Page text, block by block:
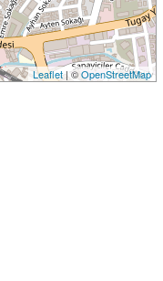
Leaflet| ©OpenStreetMap